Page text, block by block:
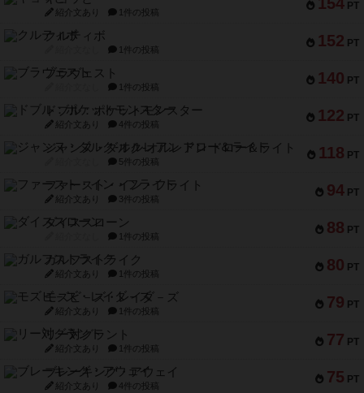
PT
紹介文あり 1件の投稿
152 PT
クルティボ
1件の投稿
140 PT
ブラヴェスト
1件の投稿
122 PT
ドブル：ポケットモンスター
紹介文あり 4件の投稿
118 PT
ジャンヌ・ダルク-オルレアン ドロー＆ライト
5件の投稿
94 PT
ファースト・イン・フライト
紹介文あり 3件の投稿
88 PT
ダイススローン
1件の投稿
80 PT
ガルフストライク
紹介文あり 1件の投稿
79 PT
モズビ－ズ・レイダ－ズ
紹介文あり 1件の投稿
77 PT
リー対グラント
紹介文あり 1件の投稿
75 PT
ブレーキング・アウェイ
紹介文あり 4件の投稿